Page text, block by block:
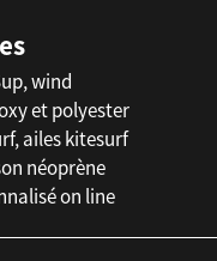
wind
et polyester
ailes kitesurf
néoprène
on line